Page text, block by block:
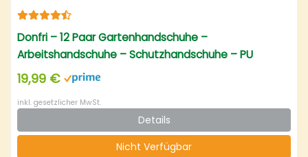
Donfri – 12 Paar Gartenhandschuhe –
Arbeitshandschuhe – Schutzhandschuhe – PU
beschichtet – XL
19,99 €
inkl. gesetzlicher MwSt.
Details
Nicht Verfügbar